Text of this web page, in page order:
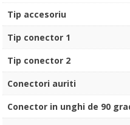
Tip accesoriu
Tip conector 1
Tip conector 2
Conectori auriti
Conector in unghi de 90